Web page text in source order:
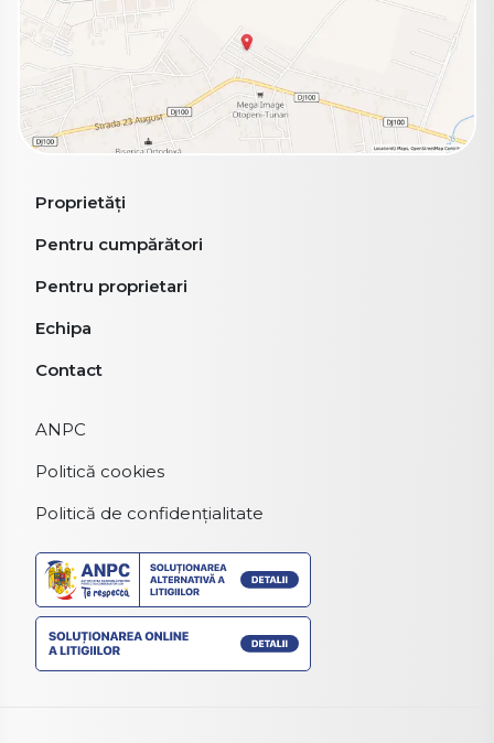
Proprietăți
Pentru cumpărători
Pentru proprietari
Echipa
Contact
ANPC
Politică cookies
Politică de confidențialitate